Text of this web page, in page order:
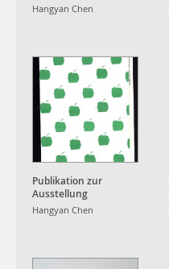
Hangyan Chen
Publikation zur
Ausstellung
Hangyan Chen